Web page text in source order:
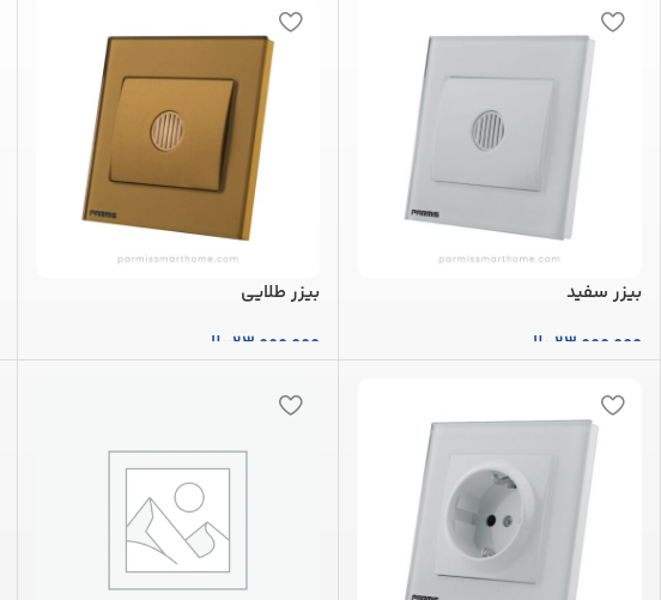
بیزر سفید
23,000,000 ریال
بیزر طلایی
23,000,000 ریال